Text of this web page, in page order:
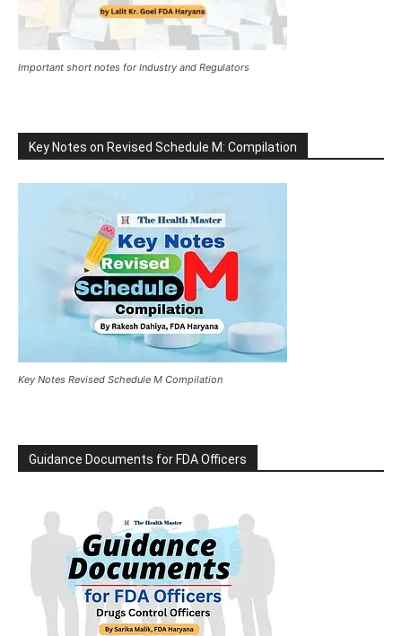
Important short notes for Industry and Regulators
Key Notes on Revised Schedule M: Compilation
Key Notes Revised Schedule M Compilation
Guidance Documents for FDA Officers